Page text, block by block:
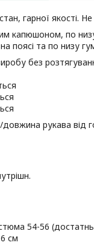
гарної якості.
капюшоном, по
поясі та по низу
без
рукава від
54-56
см